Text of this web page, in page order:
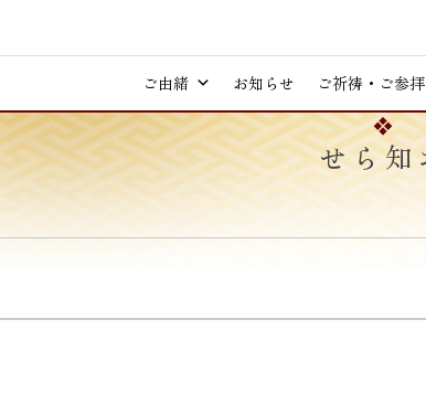
ご由緒 お知らせ ご祈祷・ご参拝
お知らせ